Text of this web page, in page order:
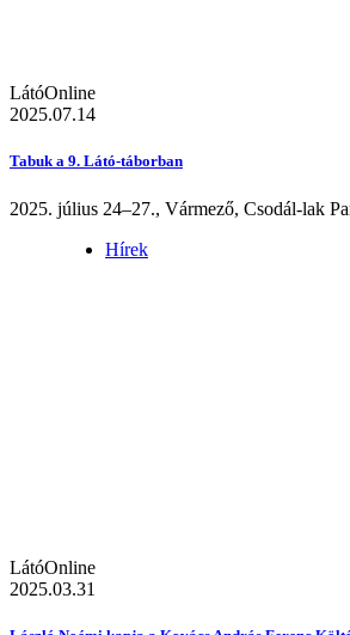
LátóOnline
2025.07.14
Tabuk a 9. Látó-táborban
2025. július 24–27., Vármező, Csodál-lak
Hírek
LátóOnline
2025.03.31